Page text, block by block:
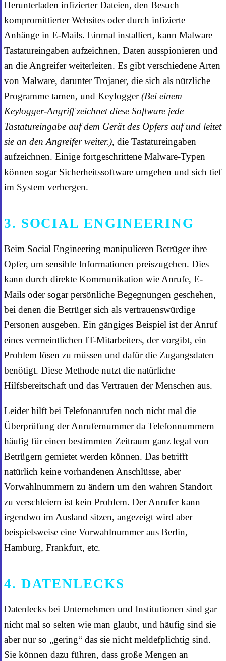
Herunterladen infizierter Dateien, den Besuch
kompromittierter Websites oder durch infizierte
Anhänge in E-Mails. Einmal installiert, kann Malware
Tastatureingaben aufzeichnen, Daten ausspionieren und
an die Angreifer weiterleiten. Es gibt verschiedene Arten
von Malware, darunter Trojaner, die sich als nützliche
Programme tarnen, und Keylogger(Bei einem
Keylogger-Angriff zeichnet diese Software jede
Tastatureingabe auf dem Gerät des Opfers auf und leitet
sie an den Angreifer weiter.), die Tastatureingaben
aufzeichnen. Einige fortgeschrittene Malware-Typen
können sogar Sicherheitssoftware umgehen und sich tief
im System verbergen.
3. SOCIAL ENGINEERING
Beim Social Engineering manipulieren Betrüger ihre
Opfer, um sensible Informationen preiszugeben. Dies
kann durch direkte Kommunikation wie Anrufe, E-
Mails oder sogar persönliche Begegnungen geschehen,
bei denen die Betrüger sich als vertrauenswürdige
Personen ausgeben. Ein gängiges Beispiel ist der Anruf
eines vermeintlichen IT-Mitarbeiters, der vorgibt, ein
Problem lösen zu müssen und dafür die Zugangsdaten
benötigt. Diese Methode nutzt die natürliche
Hilfsbereitschaft und das Vertrauen der Menschen aus.
Leider hilft bei Telefonanrufen noch nicht mal die
Überprüfung der Anrufernummer da Telefonnummern
häufig für einen bestimmten Zeitraum ganz legal von
Betrügern gemietet werden können. Das betrifft
natürlich keine vorhandenen Anschlüsse, aber
Vorwahlnummern zu ändern um den wahren Standort
zu verschleiern ist kein Problem. Der Anrufer kann
irgendwo im Ausland sitzen, angezeigt wird aber
beispielsweise eine Vorwahlnummer aus Berlin,
Hamburg, Frankfurt, etc.
4. DATENLECKS
Datenlecks bei Unternehmen und Institutionen sind gar
nicht mal so selten wie man glaubt, und häufig sind sie
aber nur so „gering“ das sie nicht meldefplichtig sind.
Sie können dazu führen, dass große Mengen an